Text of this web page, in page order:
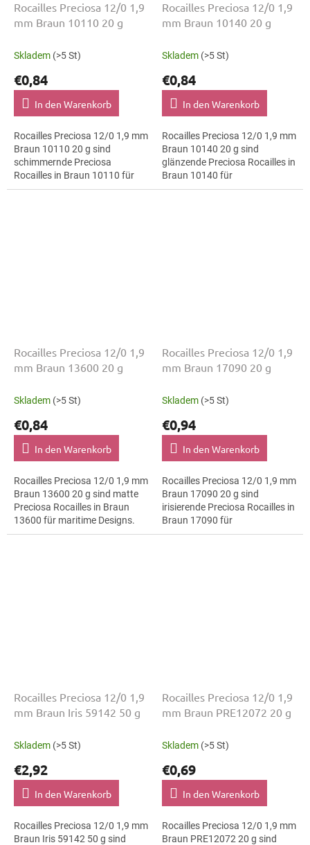
Rocailles Preciosa 12/0 1,9
mm Braun 10110 20 g
Skladem (>5 St)
€0,84
In den Warenkorb
Rocailles Preciosa 12/0 1,9 mm
Braun 10110 20 g sind
schimmernde Preciosa
Rocailles in Braun 10110 für
Vintage-Stil. Die Größe 12/0 mit
Rocailles Preciosa 12/0 1,9
mm Braun 10140 20 g
Skladem (>5 St)
€0,84
In den Warenkorb
Rocailles Preciosa 12/0 1,9 mm
Braun 10140 20 g sind
glänzende Preciosa Rocailles in
Braun 10140 für
minimalistische
Rocailles Preciosa 12/0 1,9
mm Braun 13600 20 g
Skladem (>5 St)
€0,84
In den Warenkorb
Rocailles Preciosa 12/0 1,9 mm
Braun 13600 20 g sind matte
Preciosa Rocailles in Braun
13600 für maritime Designs.
Die Größe 12/0 mit 1,9 mm
Rocailles Preciosa 12/0 1,9
mm Braun 17090 20 g
Skladem (>5 St)
€0,94
In den Warenkorb
Rocailles Preciosa 12/0 1,9 mm
Braun 17090 20 g sind
irisierende Preciosa Rocailles in
Braun 17090 für
minimalistische
Rocailles Preciosa 12/0 1,9
mm Braun Iris 59142 50 g
Skladem (>5 St)
€2,92
In den Warenkorb
Rocailles Preciosa 12/0 1,9 mm
Braun Iris 59142 50 g sind
Rocailles Preciosa 12/0 1,9
mm Braun PRE12072 20 g
Skladem (>5 St)
€0,69
In den Warenkorb
Rocailles Preciosa 12/0 1,9 mm
Braun PRE12072 20 g sind